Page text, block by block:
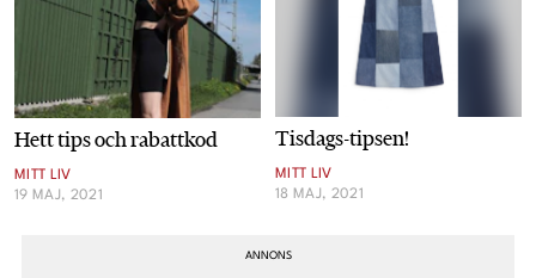
Hett tips och rabattkod
MITT LIV
19 MAJ, 2021
Tisdags-tipsen!
MITT LIV
18 MAJ, 2021